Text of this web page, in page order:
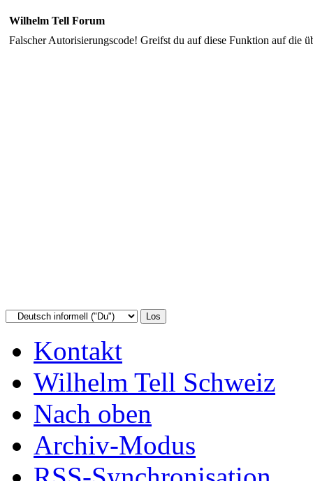
Wilhelm Tell Forum
Falscher Autorisierungscode! Greifst du auf diese Funktion auf die
Kontakt
Wilhelm Tell Schweiz
Nach oben
Archiv-Modus